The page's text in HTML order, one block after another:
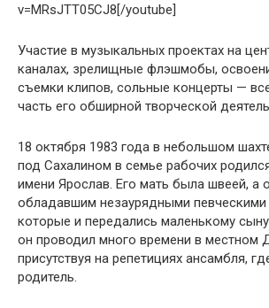
v=MRsJTT05CJ8[/youtube]
Участие в музыкальных проектах на
каналах, зрелищные флэшмобы,
съемки клипов, сольные концерты —
часть его обширной творческой
18 октября 1983 года в небольшом
под Сахалином в семье рабочих
имени Ярослав. Его мать была швеей, а
обладавшим незаурядными
которые и передались маленькому
он проводил много времени в местном
присутствуя на репетициях ансамбля,
родитель.